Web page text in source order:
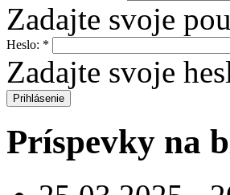
Zadajte svoje
Heslo: *
Zadajte svoje
Príspevky na